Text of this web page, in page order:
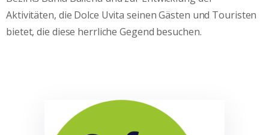
Aktivitäten, die Dolce Uvita seinen Gästen und Touristen
bietet, die diese herrliche Gegend besuchen.